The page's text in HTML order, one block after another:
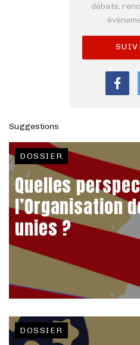
débats,
Suggestions
DOSSIER
Quelles
l’Organisation
unies ?
DOSSIER